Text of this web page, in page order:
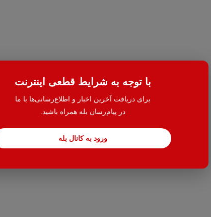
با توجه به شرایط قطعی اینترنت
برای دریافت آخرین اخبار و اطلاع‌رسانی‌ها با ما
در پیام‌رسان بله همراه باشید.
ورود به کانال بله